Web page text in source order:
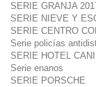
SERIE GRANJA
SERIE NIEVE Y
SERIE CENTRO
Serie policías
SERIE HOTEL
Serie enanos
SERIE PORSCHE